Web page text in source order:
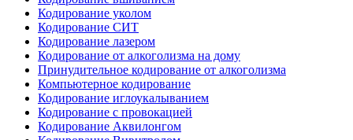
Кодирование уколом
Кодирование СИТ
Кодирование лазером
Кодирование от алкоголизма на дому
Принудительное кодирование от алкоголизма
Компьютерное кодирование
Кодирование иглоукалыванием
Кодирование с провокацией
Кодирование Аквилонгом